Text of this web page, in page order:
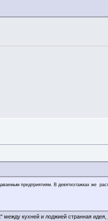
предприятиям. В девятиэтажках же
между кухней и лоджией странная